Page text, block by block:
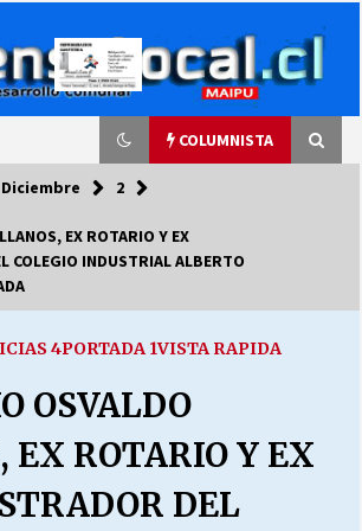
COLUMNISTA
van a bajar?
DE SER DC” SALUDA EL
CUMPLEAÑOS 69
Diciembre 2
EX ROTARIO Y EX
COLEGIO INDUSTRIAL ALBERTO
4PORTADA 1VISTA RAPIDA
OSVALDO
EX ROTARIO Y EX
DEL